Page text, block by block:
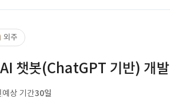
외주
챗봇(ChatGPT 기반) 개발
예상 기간30일